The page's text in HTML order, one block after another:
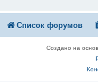
Список форумов
Создано на